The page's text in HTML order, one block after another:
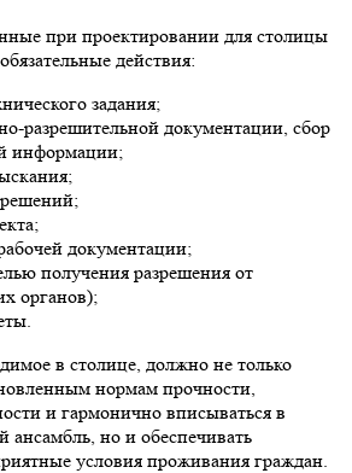
при проектировании для столицы
действия:
задания;
разрешительной документации, сбор
информации;
решений;
документации;
получения разрешения от
органов);
в столице, должно не только
нормам прочности,
и гармонично вписываться в
но и обеспечивать
условия проживания граждан.